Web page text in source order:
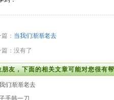
： 当我们渐渐老去
篇：没有了
朋友，下面的相关文章可能对您很有
们渐渐老去
手韩一刀